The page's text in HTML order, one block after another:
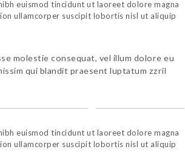
euismod tincidunt ut laoreet dolore magna
ullamcorper suscipit lobortis nisl ut aliquip
molestie consequat, vel illum dolore eu
qui blandit praesent luptatum zzril
euismod tincidunt ut laoreet dolore magna
ullamcorper suscipit lobortis nisl ut aliquip